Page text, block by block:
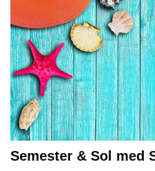
Semester & Sol med